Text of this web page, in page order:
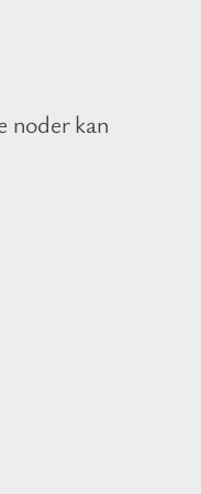
noder kan